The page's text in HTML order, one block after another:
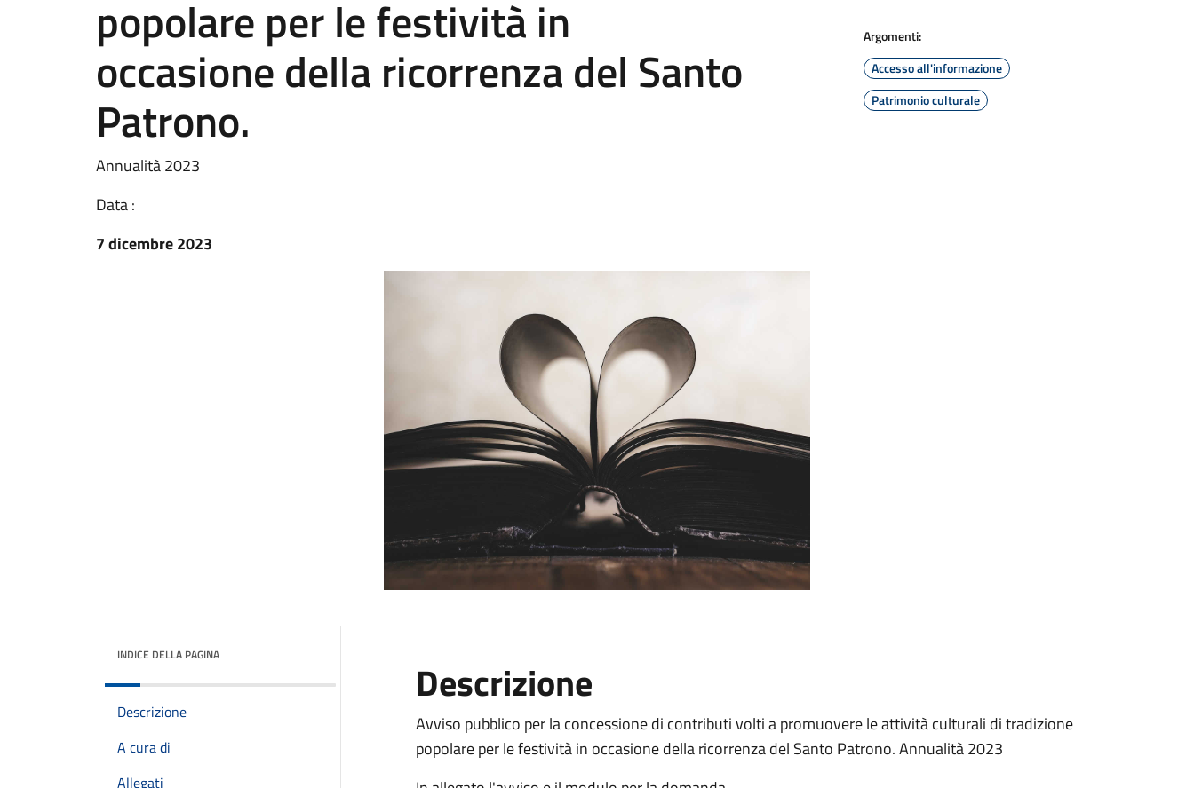
popolare per le festività in
occasione della ricorrenza del Santo
Patrono.
Annualità 2023
Data :
7 dicembre 2023
Argomenti:
Accesso all'informazione
Patrimonio culturale
INDICE DELLA PAGINA
Descrizione
A cura di
Allegati
Descrizione
Avviso pubblico per la concessione di contributi volti a promuovere le attività culturali di tradizione
popolare per le festività in occasione della ricorrenza del Santo Patrono. Annualità 2023